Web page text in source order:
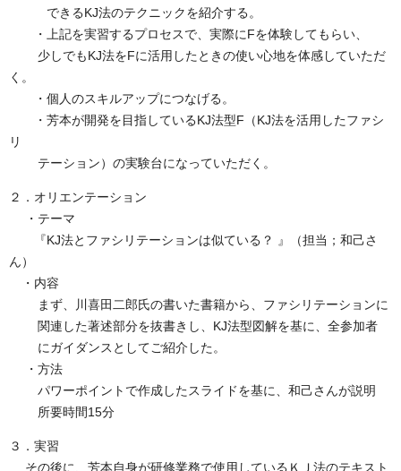
できるKJ法のテクニックを紹介する。
・上記を実習するプロセスで、実際にFを体験してもらい、
少しでもKJ法をFに活用したときの使い心地を体感していただ
く。
・個人のスキルアップにつなげる。
・芳本が開発を目指しているKJ法型F（KJ法を活用したファシ
リ
テーション）の実験台になっていただく。
２．オリエンテーション
・テーマ
『KJ法とファシリテーションは似ている？ 』（担当；和己さ
ん）
・内容
まず、川喜田二郎氏の書いた書籍から、ファシリテーションに
関連した著述部分を抜書きし、KJ法型図解を基に、全参加者
にガイダンスとしてご紹介した。
・方法
パワーポイントで作成したスライドを基に、和己さんが説明
所要時間15分
３．実習
その後に、芳本自身が研修業務で使用しているＫＪ法のテキスト